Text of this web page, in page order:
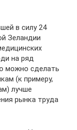
в силу 24
Зеландии
на ряд
можно сделать
(к примеру,
лучше
рынка труда